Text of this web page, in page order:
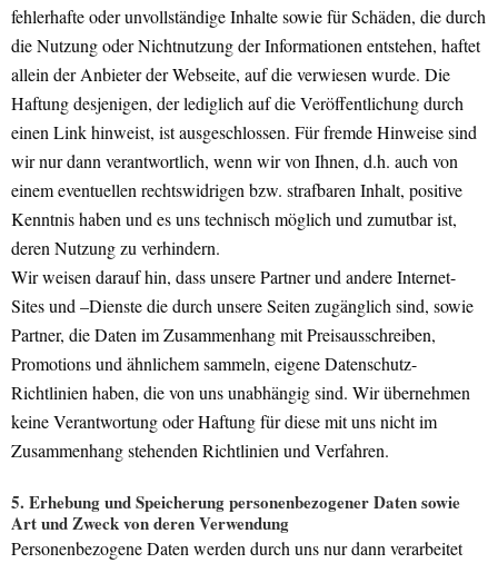
fehlerhafte oder unvollständige Inhalte sowie für Schäden, die durch
die Nutzung oder Nichtnutzung der Informationen entstehen, haftet
allein der Anbieter der Webseite, auf die verwiesen wurde. Die
Haftung desjenigen, der lediglich auf die Veröffentlichung durch
einen Link hinweist, ist ausgeschlossen. Für fremde Hinweise sind
wir nur dann verantwortlich, wenn wir von Ihnen, d.h. auch von
einem eventuellen rechtswidrigen bzw. strafbaren Inhalt, positive
Kenntnis haben und es uns technisch möglich und zumutbar ist,
deren Nutzung zu verhindern.
Wir weisen darauf hin, dass unsere Partner und andere Internet-
Sites und –Dienste die durch unsere Seiten zugänglich sind, sowie
Partner, die Daten im Zusammenhang mit Preisausschreiben,
Promotions und ähnlichem sammeln, eigene Datenschutz-
Richtlinien haben, die von uns unabhängig sind. Wir übernehmen
keine Verantwortung oder Haftung für diese mit uns nicht im
Zusammenhang stehenden Richtlinien und Verfahren.
5. Erhebung und Speicherung personenbezogener Daten sowie
Art und Zweck von deren Verwendung
Personenbezogene Daten werden durch uns nur dann verarbeitet